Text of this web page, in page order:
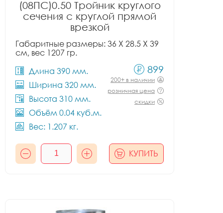
(08ПС)0.50 Тройник круглого
сечения с круглой прямой
врезкой
Габаритные размеры: 36 X 28.5 X 39
см, вес 1207 гр.
Длина 390 мм.
Ширина 320 мм.
Высота 310 мм.
Объём 0.04 куб.м.
Вес: 1.207 кг.
899
200+ в наличии
розничная цена
скидки
КУПИТЬ